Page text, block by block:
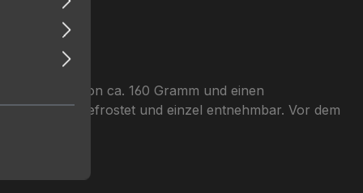
Gewicht von ca. 160 Gramm und einen
ist schockgefrostet und einzel entnehmbar. Vor dem